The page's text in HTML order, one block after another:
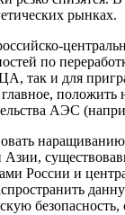
рынках.
по
так и для
АЭС
России и